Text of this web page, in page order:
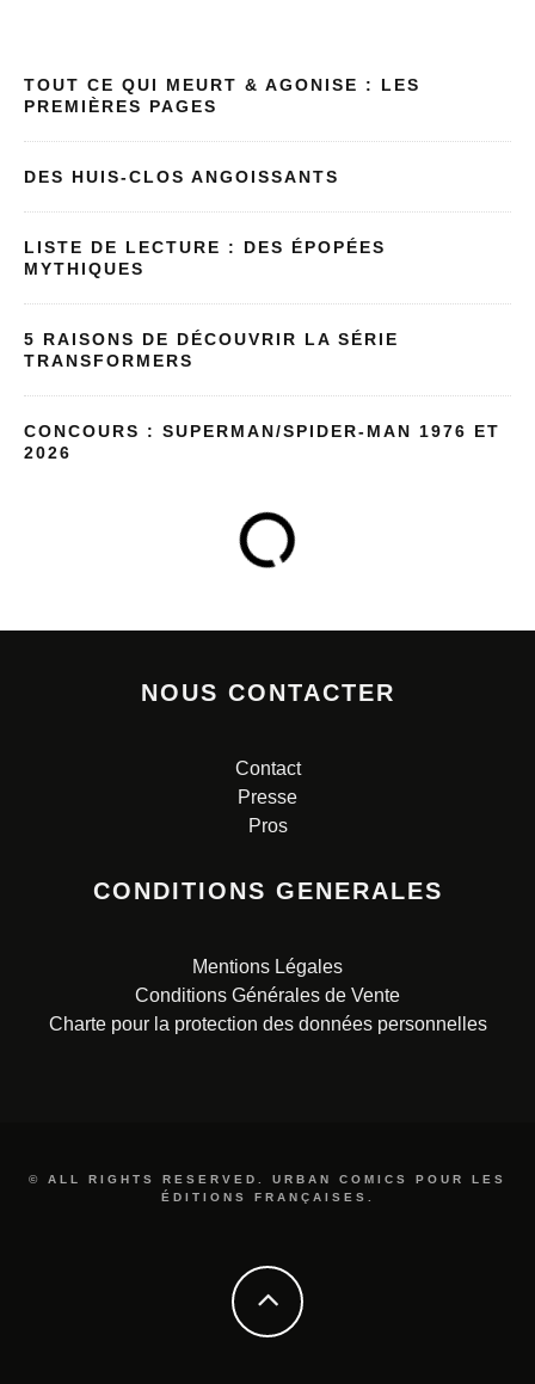
TOUT CE QUI MEURT & AGONISE : LES
PREMIÈRES PAGES
DES HUIS-CLOS ANGOISSANTS
LISTE DE LECTURE : DES ÉPOPÉES
MYTHIQUES
5 RAISONS DE DÉCOUVRIR LA SÉRIE
TRANSFORMERS
CONCOURS : SUPERMAN/SPIDER-MAN 1976 ET
2026
NOUS CONTACTER
Contact
Presse
Pros
CONDITIONS GENERALES
Mentions Légales
Conditions Générales de Vente
Charte pour la protection des données personnelles
© ALL RIGHTS RESERVED. URBAN COMICS POUR LES
ÉDITIONS FRANÇAISES.